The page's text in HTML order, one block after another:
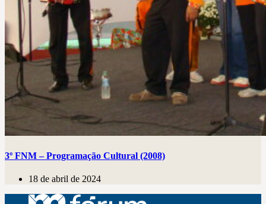
3º FNM – Programação Cultural (2008)
18 de abril de 2024